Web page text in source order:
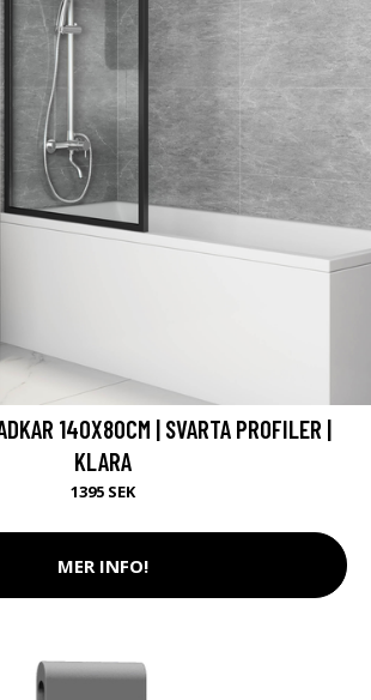
140X80CM | SVARTA PROFILER |
KLARA
1395 SEK
MER INFO!